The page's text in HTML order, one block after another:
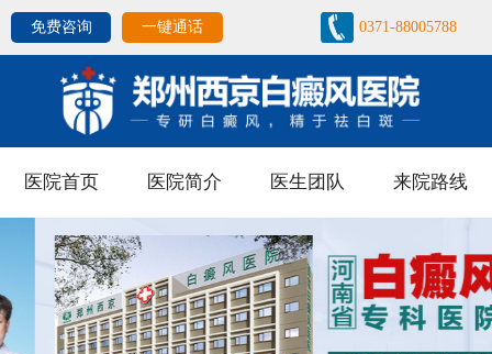
免费咨询 一键通话 0371-88005788
医院首页 医院简介 医生团队 来院路线